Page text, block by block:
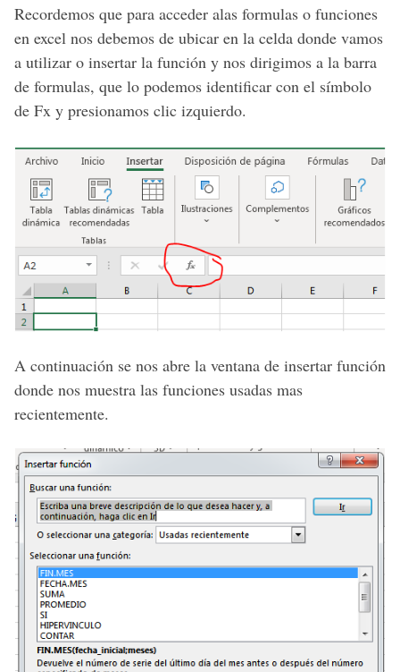
Recordemos que para acceder alas formulas o funciones
en excel nos debemos de ubicar en la celda donde vamos
a utilizar o insertar la función y nos dirigimos a la barra
de formulas, que lo podemos identificar con el símbolo
de Fx y presionamos clic izquierdo.
A continuación se nos abre la ventana de insertar función
donde nos muestra las funciones usadas mas
recientemente.